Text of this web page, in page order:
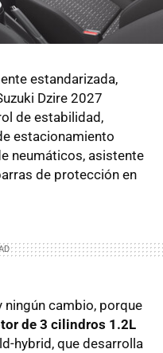
estandarizada,
Dzire 2027
de estabilidad,
estacionamiento
neumáticos, asistente
de protección en
cambio, porque
de 3 cilindros 1.2L
hybrid, que desarrolla